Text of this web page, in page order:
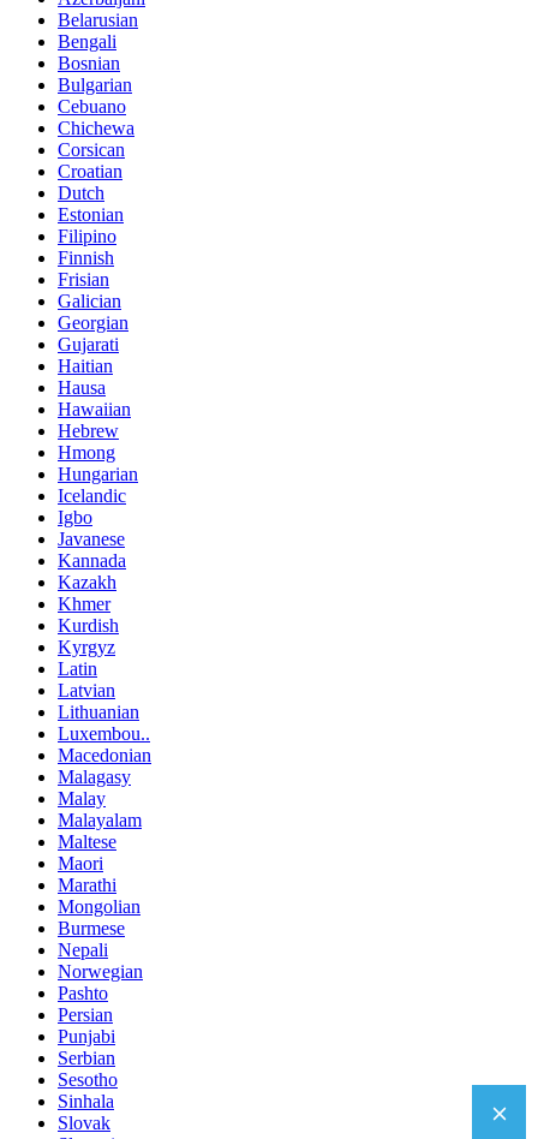
Belarusian
Bengali
Bosnian
Bulgarian
Cebuano
Chichewa
Corsican
Croatian
Dutch
Estonian
Filipino
Finnish
Frisian
Galician
Georgian
Gujarati
Haitian
Hausa
Hawaiian
Hebrew
Hmong
Hungarian
Icelandic
Igbo
Javanese
Kannada
Kazakh
Khmer
Kurdish
Kyrgyz
Latin
Latvian
Lithuanian
Luxembou..
Macedonian
Malagasy
Malay
Malayalam
Maltese
Maori
Marathi
Mongolian
Burmese
Nepali
Norwegian
Pashto
Persian
Punjabi
Serbian
Sesotho
Sinhala
Slovak